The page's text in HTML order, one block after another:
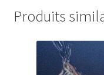
Produits